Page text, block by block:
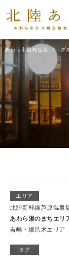
あわら市観光協会 グ
エリア
北陸新幹線芦原温泉
あわら湯のまちエリ
吉崎・細呂木エリア
タグ